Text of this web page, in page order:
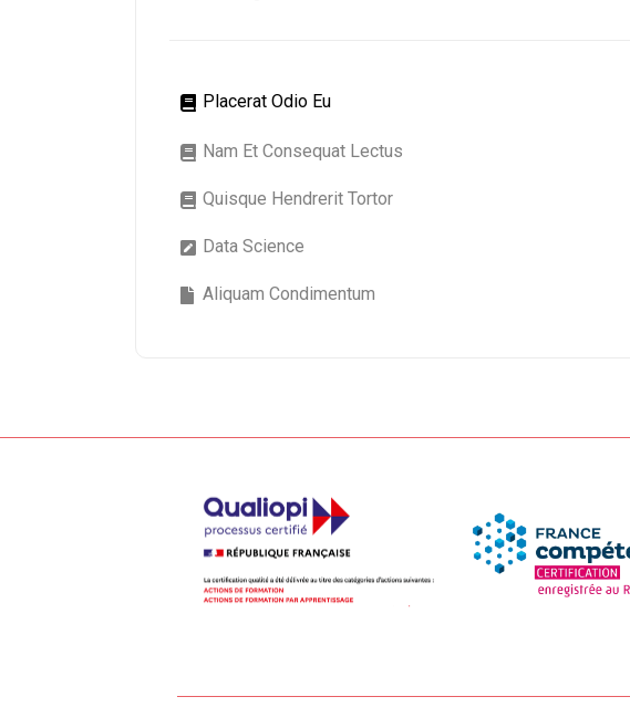
Placerat Odio Eu
Nam Et Consequat Lectus
Quisque Hendrerit Tortor
Data Science
Aliquam Condimentum